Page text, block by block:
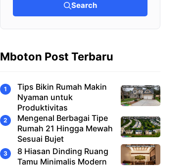
Search
Mboton Post Terbaru
Tips Bikin Rumah Makin
Nyaman untuk
Produktivitas
Mengenal Berbagai Tipe
Rumah 21 Hingga Mewah
Sesuai Bujet
8 Hiasan Dinding Ruang
Tamu Minimalis Modern